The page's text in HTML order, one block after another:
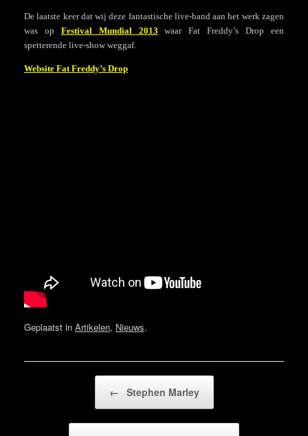
De laatste keer dat wij deze fantastische live-band aan het werk zagen
was op Festival Mundial 2013 waar Fat Freddy’s Drop een
spetterende live-show weggaf.
Website Fat Freddy’s Drop
Geplaatst in Artikelen, Nieuws.
← Stephen Marley